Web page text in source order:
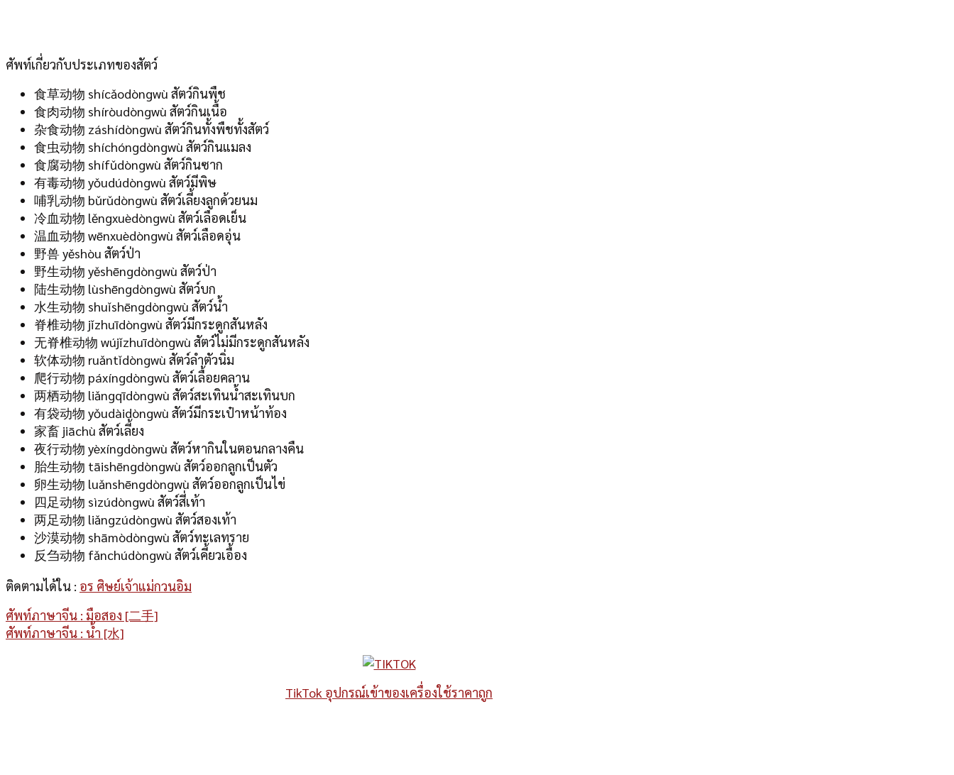
ศัพท์เกี่ยวกับประเภทของสัตว์
食草动物 shícǎodòngwù สัตว์กินพืช
食肉动物 shíròudòngwù สัตว์กินเนื้อ
杂食动物 záshídòngwù สัตว์กินทั้งพืชทั้งสัตว์
食虫动物 shíchóngdòngwù สัตว์กินแมลง
食腐动物 shífǔdòngwù สัตว์กินซาก
有毒动物 yǒudúdòngwù สัตว์มีพิษ
哺乳动物 bǔrǔdòngwù สัตว์เลี้ยงลูกด้วยนม
冷血动物 lěngxuèdòngwù สัตว์เลือดเย็น
温血动物 wēnxuèdòngwù สัตว์เลือดอุ่น
野兽 yěshòu สัตว์ป่า
野生动物 yěshēngdòngwù สัตว์ป่า
陆生动物 lùshēngdòngwù สัตว์บก
水生动物 shuǐshēngdòngwù สัตว์น้ำ
脊椎动物 jǐzhuīdòngwù สัตว์มีกระดูกสันหลัง
无脊椎动物 wújǐzhuīdòngwù สัตว์ไม่มีกระดูกสันหลัง
软体动物 ruǎntǐdòngwù สัตว์ลำตัวนิ่ม
爬行动物 páxíngdòngwù สัตว์เลื้อยคลาน
两栖动物 liǎngqīdòngwù สัตว์สะเทินน้ำสะเทินบก
有袋动物 yǒudàidòngwù สัตว์มีกระเป๋าหน้าท้อง
家畜 jiāchù สัตว์เลี้ยง
夜行动物 yèxíngdòngwù สัตว์หากินในตอนกลางคืน
胎生动物 tāishēngdòngwù สัตว์ออกลูกเป็นตัว
卵生动物 luǎnshēngdòngwù สัตว์ออกลูกเป็นไข่
四足动物 sìzúdòngwù สัตว์สี่เท้า
两足动物 liǎngzúdòngwù สัตว์สองเท้า
沙漠动物 shāmòdòngwù สัตว์ทะเลทราย
反刍动物 fǎnchúdòngwù สัตว์เคี้ยวเอื้อง
ติดตามได้ใน : อร ศิษย์เจ้าแม่กวนอิม
ศัพท์ภาษาจีน : มือสอง [二手]
ศัพท์ภาษาจีน : น้ำ [水]
TikTok อุปกรณ์เข้าของเครื่องใช้ราคาถูก